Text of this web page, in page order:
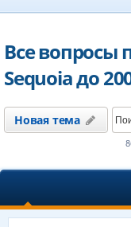
Все вопросы
Sequoia до
Новая тема